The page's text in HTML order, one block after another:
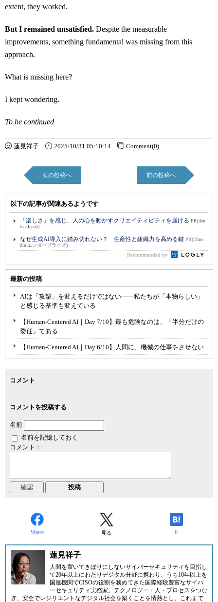
extent, they worked.
But I remained unsatisfied. Despite the measurable
improvements, something fundamental was missing from this
approach.
What is missing here?
I kept wondering.
To be continued
蓮見祥子 2025/10/31 05:10:14 Comment(0)
次の投稿へ 前の投稿へ
以下の記事が関連あるようです
「楽しさ」を感じ、人の心を動かすクリエイティビティを届ける PR(den
tsu Japan)
なぜ生成AI導入に踏み切れない？ 生産性と組織力を高める鍵 PR(ITme
dia エンタープライズ)
Recommended by
最新の投稿
AIは「攻撃」を変えるだけではない――私たちが「本物らしい」
と感じる基準も変えている
【Human-Centered AI｜Day 7/10】最も危険なのは、「半分だけの
委任」である
【Human-Centered AI｜Day 6/10】人間に、機械の仕事をさせない
コメント
コメントを投稿する
名前
名前を記憶しておく
コメント：
Share 見る 0
蓮見祥子
人間を置いてきぼりにしないサイバーセキュリティを目指し
て20年以上にわたりデジタル分野に携わり、うち10年以上を
国連機関でCISOの役割を務めてきた国際経験豊富なサイバ
ーセキュリティ実務家。テクノロジー・人・プロセスをつな
ぎ、安全でレジリエントなデジタル社会を築くことを情熱とし、これまで